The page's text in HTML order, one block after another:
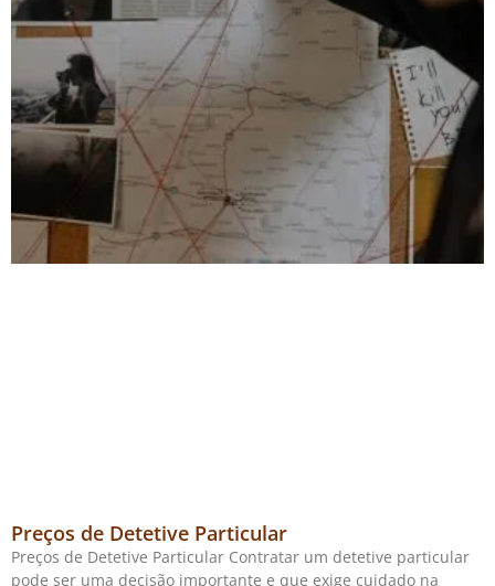
Preços de Detetive Particular
Preços de Detetive Particular Contratar um detetive particular
pode ser uma decisão importante e que exige cuidado na